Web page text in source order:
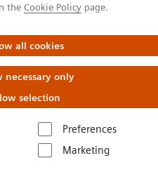
the Cookie Policy page.
all cookies
necessary only
selection
Preferences
Marketing